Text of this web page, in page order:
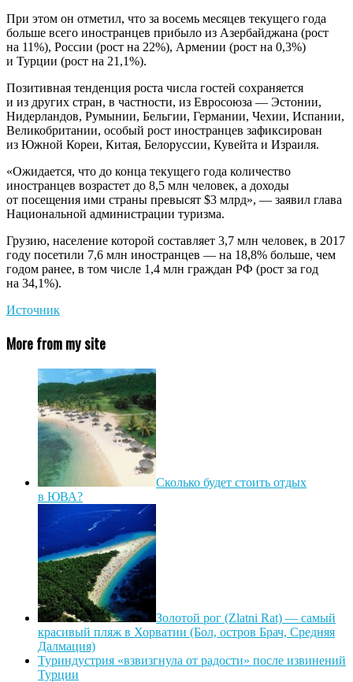
При этом он отметил, что за восемь месяцев текущего года
больше всего иностранцев прибыло из Азербайджана (рост
на 11%), России (рост на 22%), Армении (рост на 0,3%)
и Турции (рост на 21,1%).
Позитивная тенденция роста числа гостей сохраняется
и из других стран, в частности, из Евросоюза — Эстонии,
Нидерландов, Румынии, Бельгии, Германии, Чехии, Испании,
Великобритании, особый рост иностранцев зафиксирован
из Южной Кореи, Китая, Белоруссии, Кувейта и Израиля.
«Ожидается, что до конца текущего года количество
иностранцев возрастет до 8,5 млн человек, а доходы
от посещения ими страны превысят $3 млрд», — заявил глава
Национальной администрации туризма.
Грузию, население которой составляет 3,7 млн человек, в 2017
году посетили 7,6 млн иностранцев — на 18,8% больше, чем
годом ранее, в том числе 1,4 млн граждан РФ (рост за год
на 34,1%).
Источник
More from my site
Сколько будет стоить отдых
в ЮВА?
Золотой рог (Zlatni Rat) — самый
красивый пляж в Хорватии (Бол, остров Брач, Средняя
Далмация)
Туриндустрия «взвизгнула от радости» после извинений
Турции